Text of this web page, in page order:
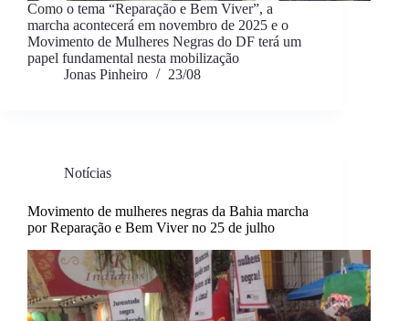
Como o tema “Reparação e Bem Viver”, a
marcha acontecerá em novembro de 2025 e o
Movimento de Mulheres Negras do DF terá um
papel fundamental nesta mobilização
Jonas Pinheiro
23/08
Notícias
Movimento de mulheres negras da Bahia marcha
por Reparação e Bem Viver no 25 de julho